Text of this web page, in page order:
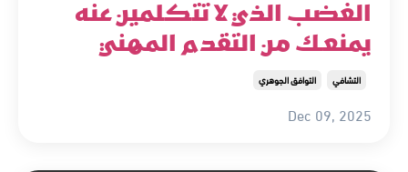
الغضب الذي لا تتكلمين عنه
يمنعك من التقدم المهني
التشافي التوافق الجوهري
Dec 09, 2025